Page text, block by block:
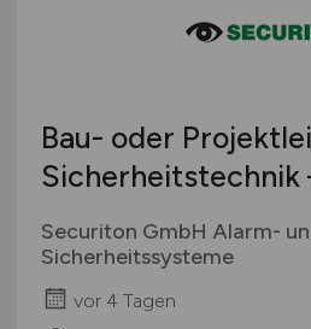
Bau- oder
Sicherheitstechnik
Securiton GmbH Alarm-
Sicherheitssysteme
vor 4 Tagen